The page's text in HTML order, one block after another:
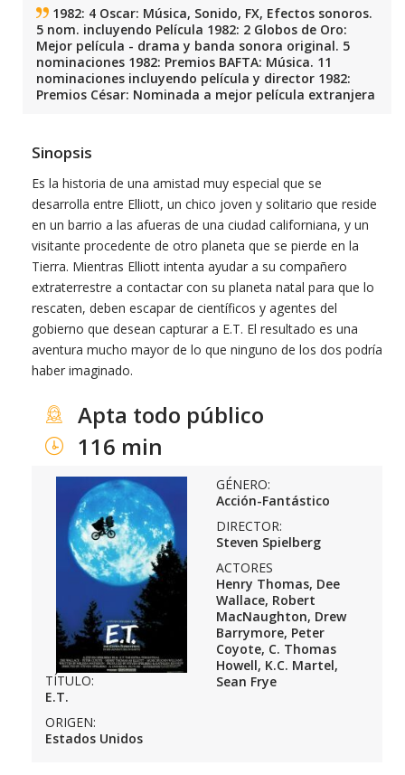
1982: 4 Oscar: Música, Sonido, FX, Efectos sonoros.
5 nom. incluyendo Película 1982: 2 Globos de Oro:
Mejor película - drama y banda sonora original. 5
nominaciones 1982: Premios BAFTA: Música. 11
nominaciones incluyendo película y director 1982:
Premios César: Nominada a mejor película extranjera
Sinopsis
Es la historia de una amistad muy especial que se
desarrolla entre Elliott, un chico joven y solitario que reside
en un barrio a las afueras de una ciudad californiana, y un
visitante procedente de otro planeta que se pierde en la
Tierra. Mientras Elliott intenta ayudar a su compañero
extraterrestre a contactar con su planeta natal para que lo
rescaten, deben escapar de científicos y agentes del
gobierno que desean capturar a E.T. El resultado es una
aventura mucho mayor de lo que ninguno de los dos podría
haber imaginado.
Apta todo público
116 min
TÍTULO:
E.T.
ORIGEN:
Estados Unidos
GÉNERO:
Acción-Fantástico
DIRECTOR:
Steven Spielberg
ACTORES
Henry Thomas, Dee
Wallace, Robert
MacNaughton, Drew
Barrymore, Peter
Coyote, C. Thomas
Howell, K.C. Martel,
Sean Frye